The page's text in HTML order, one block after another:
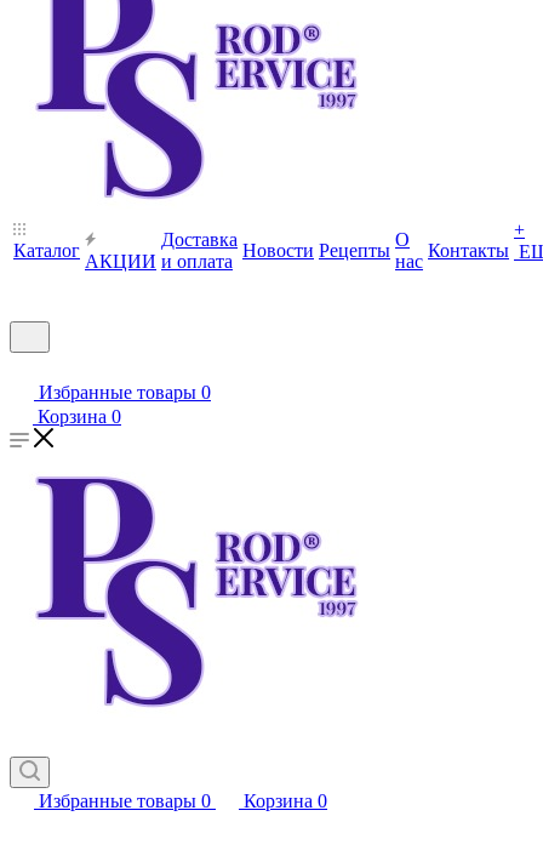
Каталог
АКЦИИ
Доставка
и оплата
Новости Рецепты
О
нас
Контакты
+
Избранные товары 0
Корзина 0
Избранные товары 0 Корзина 0